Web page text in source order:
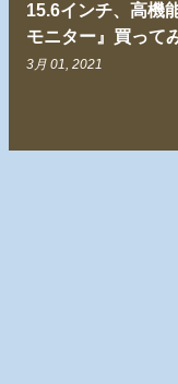
15.6インチ、高機
モニター』買って
3月 01, 2021